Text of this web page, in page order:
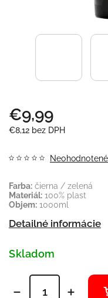
€9,99
€8,12 bez DPH
Neohodnotené
Farba: čierna / zelená
Materiál: 100% plast
Objem: 1000ml
Detailné informácie
Skladom